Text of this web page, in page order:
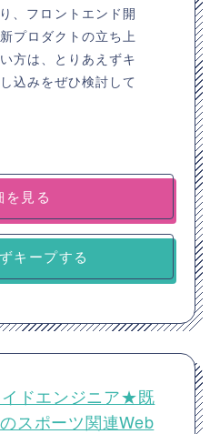
、フロントエンド開
プロダクトの立ち上
方は、とりあえずキ
込みをぜひ検討して
を見る
キープする
イドエンジニア★既
スポーツ関連Web